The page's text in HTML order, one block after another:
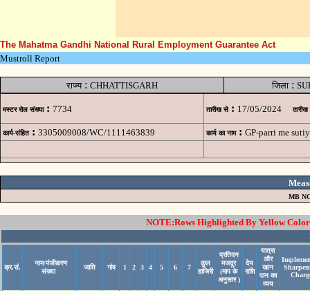
The Mahatma Gandhi National Rural Employment Guarantee Act
Mustroll Report
राज्य: CHHATTISGARH जिला :
मस्टर रोल संख्या : 7734 तारीख से : 17/05/2024 तारीख
कार्य-संहित : 3305009008/WC/1111463839 कार्य का नाम : GP-parri me
MB
NOTE:Rows Highlighted By Yellow
क्र.सं.
नाम/पंजीकरण
संख्या
जाति गांव 1 2 3 4 5 6 7
कुल
हाजिरी
प्रतिदन
मजदूर
(माप के
अनुसार )
देय
राशि
यात्रा
और
खान
पान का
व्यय